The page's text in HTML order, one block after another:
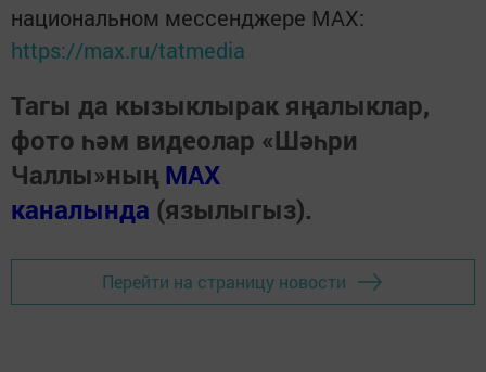
национальном мессенджере MАХ:
https://max.ru/tatmedia
Тагы да кызыклырак яңалыклар,
фото һәм видеолар «Шәһри
Чаллы»ның MAX
каналында (язылыгыз).
Перейти на страницу новости